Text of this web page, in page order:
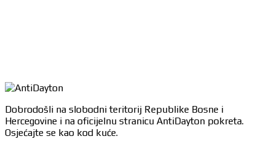
Dobrodošli na slobodni teritorij Republike Bosne i
Hercegovine i na oficijelnu stranicu AntiDayton pokreta.
Osjećajte se kao kod kuće.